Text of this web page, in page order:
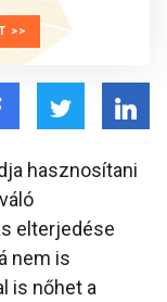
>>
hasznosítani
elterjedése
nem is
is nőhet a